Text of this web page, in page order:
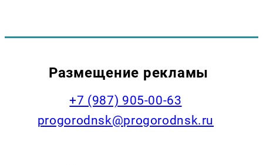
Размещение рекламы
+7 (987) 905-00-63
progorodnsk@progorodnsk.ru